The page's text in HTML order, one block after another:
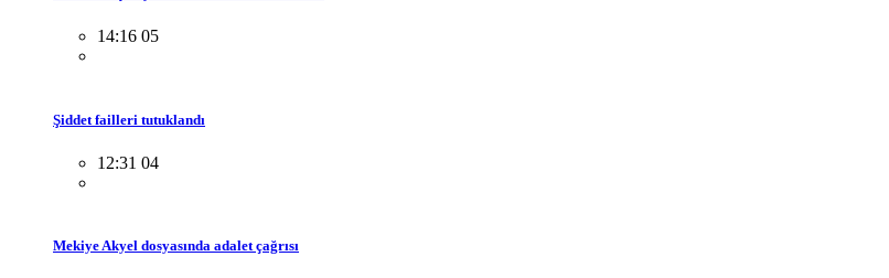
14:16 05
Şiddet failleri tutuklandı
12:31 04
Mekiye Akyel dosyasında adalet çağrısı